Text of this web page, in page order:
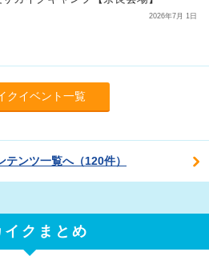
2026年7月 1日
クイベント一覧
テンツ一覧へ（120件）
イクまとめ